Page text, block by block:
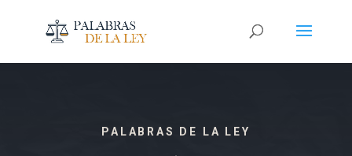
PALABRAS DE LA LEY